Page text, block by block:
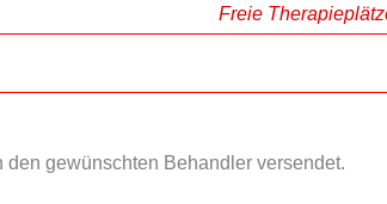
Freie
gewünschten Behandler versendet.